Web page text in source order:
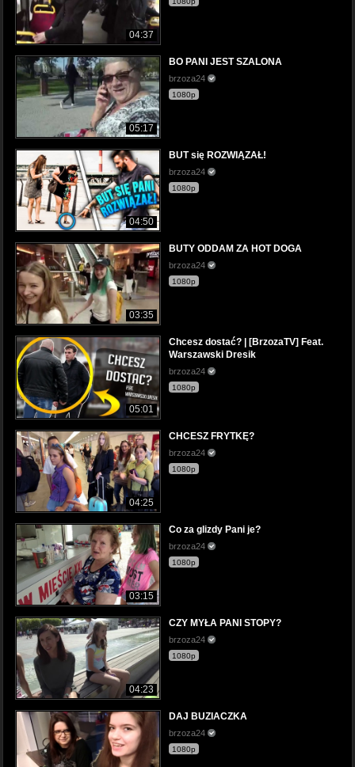
04:37
05:17
BO PANI JEST SZALONA
brzoza24
1080p
04:50
BUT się ROZWIĄZAŁ!
brzoza24
1080p
03:35
BUTY ODDAM ZA HOT DOGA
brzoza24
1080p
05:01
Chcesz dostać? | [BrzozaTV] Feat.
Warszawski Dresik
brzoza24
1080p
04:25
CHCESZ FRYTKĘ?
brzoza24
1080p
03:15
Co za glizdy Pani je?
brzoza24
1080p
04:23
CZY MYŁA PANI STOPY?
brzoza24
1080p
DAJ BUZIACZKA
brzoza24
1080p